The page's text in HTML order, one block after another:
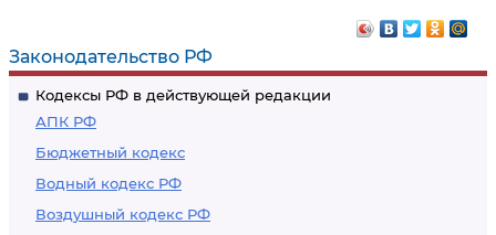
Законодательство РФ
Кодексы РФ в действующей редакции
АПК РФ
Бюджетный кодекс
Водный кодекс РФ
Воздушный кодекс РФ